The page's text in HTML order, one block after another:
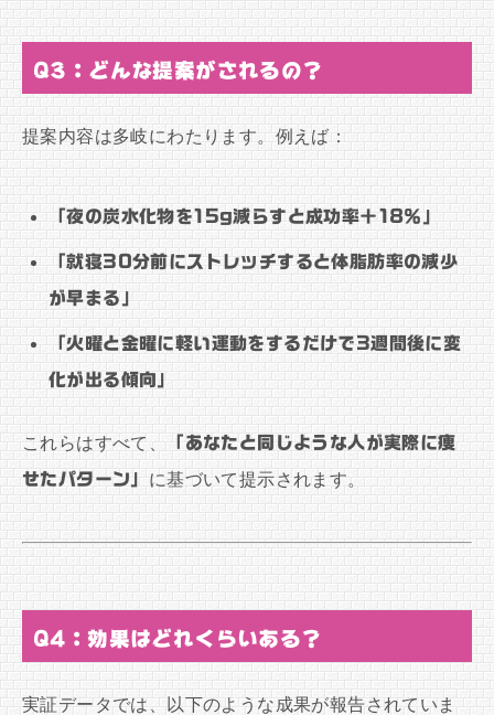
Q3：どんな提案がされるの？
提案内容は多岐にわたります。例えば：
「夜の炭水化物を15g減らすと成功率＋18％」
「就寝30分前にストレッチすると体脂肪率の減少
が早まる」
「火曜と金曜に軽い運動をするだけで3週間後に変
化が出る傾向」
これらはすべて、 「あなたと同じような人が実際に痩
せたパターン」 に基づいて提示されます。
Q4：効果はどれくらいある？
実証データでは、以下のような成果が報告されていま